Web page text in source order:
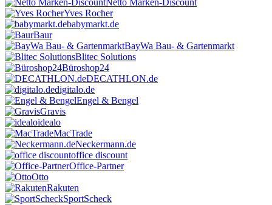
Yves Rocher
babymarkt.de
Baur
BayWa Bau- & Gartenmarkt
Blitec Solutions
Büroshop24
DECATHLON.de
digitalo.de
Engel & Bengel
Gravis
idealo
MacTrade
Neckermann.de
office discount
Office-Partner
Otto
Rakuten
SportScheck